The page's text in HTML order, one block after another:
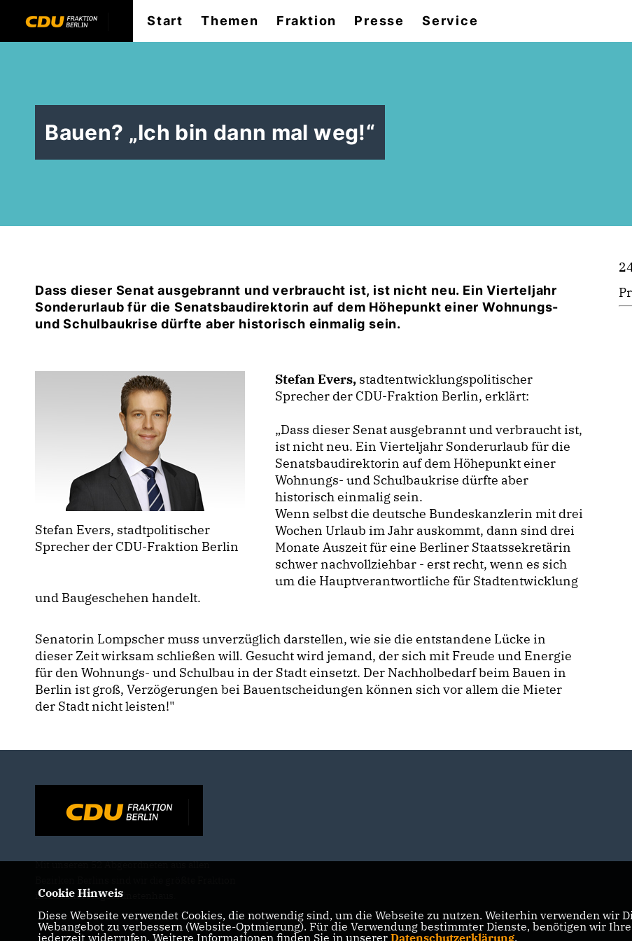
Start Themen Fraktion Presse Service
Bauen? „Ich bin dann mal weg!“
Dass dieser Senat ausgebrannt und verbraucht ist, ist nicht neu. Ein Vierteljahr
Sonderurlaub für die Senatsbaudirektorin auf dem Höhepunkt einer Wohnungs-
und Schulbaukrise dürfte aber historisch einmalig sein.
Stefan Evers, stadtpolitischer
Sprecher der CDU-Fraktion Berlin
Stefan Evers, stadtentwicklungspolitischer
Sprecher der CDU-Fraktion Berlin, erklärt:
Dass dieser Senat ausgebrannt und verbraucht ist,
ist nicht neu. Ein Vierteljahr Sonderurlaub für die
Senatsbaudirektorin auf dem Höhepunkt einer
Wohnungs- und Schulbaukrise dürfte aber
historisch einmalig sein.
Wenn selbst die deutsche Bundeskanzlerin mit drei
Wochen Urlaub im Jahr auskommt, dann sind drei
Monate Auszeit für eine Berliner Staatssekretärin
schwer nachvollziehbar - erst recht, wenn es sich
um die Hauptverantwortliche für Stadtentwicklung
und Baugeschehen handelt.
Senatorin Lompscher muss unverzüglich darstellen, wie sie die entstandene Lücke in
dieser Zeit wirksam schließen will. Gesucht wird jemand, der sich mit Freude und Energie
für den Wohnungs- und Schulbau in der Stadt einsetzt. Der Nachholbedarf beim Bauen in
Berlin ist groß, Verzögerungen bei Bauentscheidungen können sich vor allem die Mieter
der Stadt nicht leisten!"
Mit unseren 52 Abgeordneten aus allen
im Berliner Abgeordnetenhaus.
Cookie Hinweis
Diese Webseite verwendet Cookies, die notwendig sind, um die Webseite zu nutzen. Weiterhin verwenden wir
Webangebot zu verbessern (Website-Optmierung). Für die Verwendung bestimmter Dienste, benötigen wir
jederzeit widerrufen. Weitere Informationen finden Sie in unserer Datenschutzerklärung.